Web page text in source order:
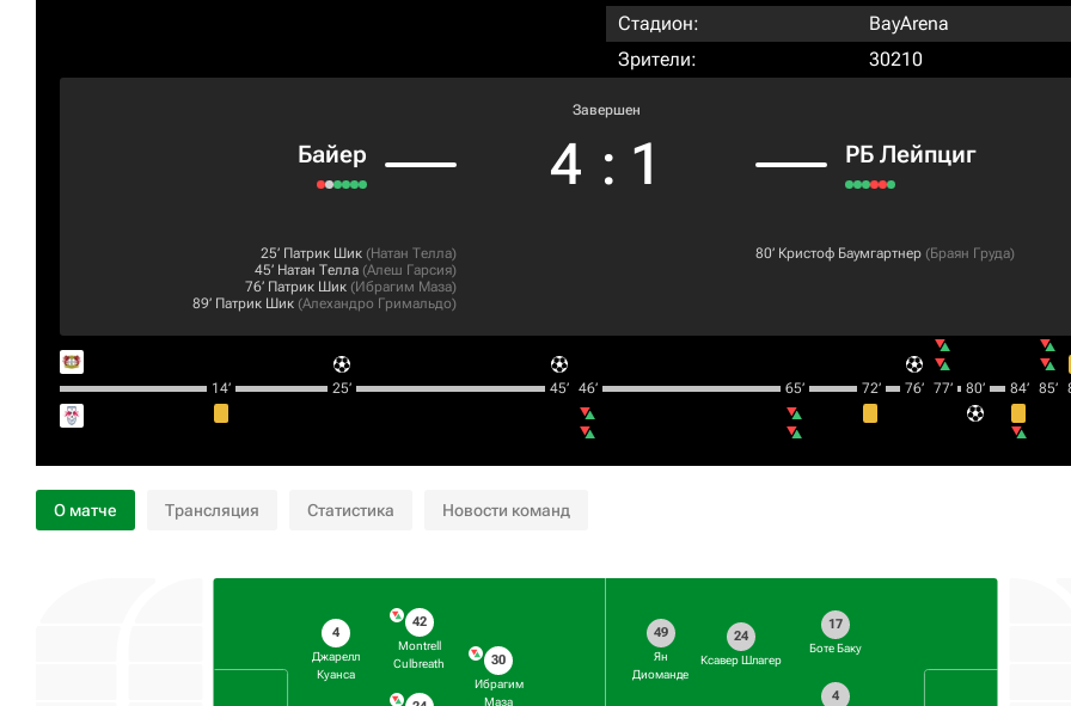
Стадион:
BayArena
Зрители:
30210
Байер
Завершен
4 : 1 РБ Лейпциг
25‎’‎ Патрик Шик (Натан Телла)
45‎’‎ Натан Телла (Алеш Гарсия)
76‎’‎ Патрик Шик (Ибрагим Маза)
89‎’‎ Патрик Шик (Алехандро Гримальдо)
80‎’‎ Кристоф Баумгартнер (Браян Груда)
14‎’‎ 25‎’‎ 45‎’‎ 46‎’‎ 65‎’‎ 72‎’‎ 76‎’‎ 77‎’‎ 80‎’‎ 84‎’‎ 85‎’‎
О матче Трансляция Статистика Новости команд
4
Джарелл
Куанса
42
Montrell
Culbreath
30
Ибрагим
Маза
17
Боте Баку
4
24
Ксавер Шлагер
49
Ян
Диоманде